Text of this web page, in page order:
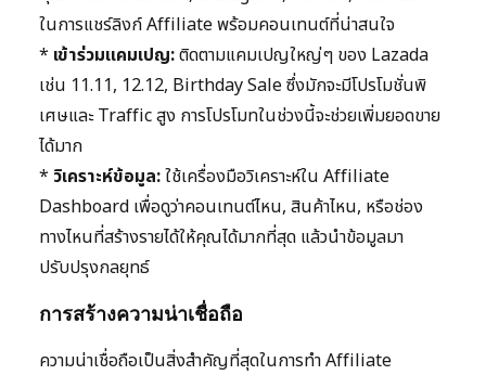
ในการแชร์ลิงก์ Affiliate พร้อมคอนเทนต์ที่น่าสนใจ
* เข้าร่วมแคมเปญ:ติดตามแคมเปญใหญ่ๆ ของ Lazada
เช่น 11.11, 12.12, Birthday Sale ซึ่งมักจะมีโปรโมชั่นพิ
เศษและ Traffic สูง การโปรโมทในช่วงนี้จะช่วยเพิ่มยอดขาย
ได้มาก
* วิเคราะห์ข้อมูล:ใช้เครื่องมือวิเคราะห์ใน Affiliate
Dashboard เพื่อดูว่าคอนเทนต์ไหน, สินค้าไหน, หรือช่อง
ทางไหนที่สร้างรายได้ให้คุณได้มากที่สุด แล้วนำข้อมูลมา
ปรับปรุงกลยุทธ์
การสร้างความน่าเชื่อถือ
ความน่าเชื่อถือเป็นสิ่งสำคัญที่สุดในการทำ Affiliate